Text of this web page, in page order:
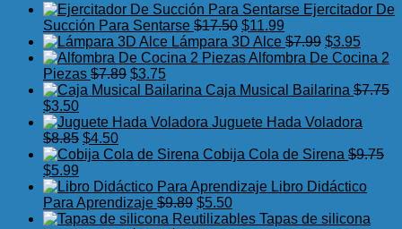
Ejercitador De
Succión Para Sentarse $17.50 El
precio
original
$17.50.
$11.99
precio
actual
$11.99.
Lámpara 3D Alce $7.99 El
precio
era:
$3.95El
precio
es:
Alfombra De Cocina 2
Piezas $7.89 El
precio
era:
$3.75El
precio
es:
Caja Musical Bailarina $7.75
El
precio
original
era:
$7.75.
$3.50El
precio
actual
es:
Juguete Hada Voladora
$8.85 El
precio
era:
$8.85.
$4.50El
precio
es:
$4.50.
Cobija Cola de Sirena $9.75
El
precio
original
era:
$5.99
precio
actual
es:
Libro Didáctico
Para Aprendizaje $9.89 El
precio
$5.50El
precioTapas de silicona